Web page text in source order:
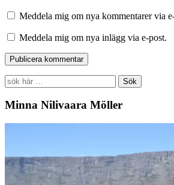
Meddela mig om nya kommentarer via
Meddela mig om nya inlägg via e-post.
Search
for:
Minna Nilivaara Möller